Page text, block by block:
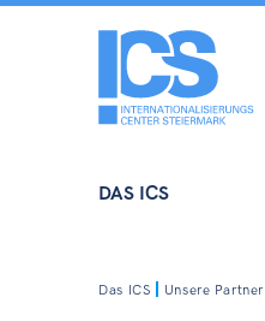
DAS ICS
Das ICS Unsere Partner